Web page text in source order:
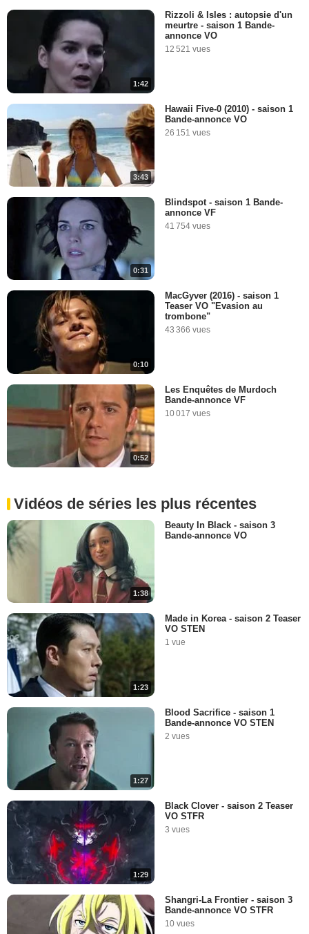
1:42
Rizzoli & Isles : autopsie d'un
meurtre - saison 1 Bande-
annonce VO
12 521 vues
3:43
Hawaii Five-0 (2010) - saison 1
Bande-annonce VO
26 151 vues
0:31
Blindspot - saison 1 Bande-
annonce VF
41 754 vues
0:10
MacGyver (2016) - saison 1
Teaser VO "Evasion au
trombone"
43 366 vues
0:52
Les Enquêtes de Murdoch
Bande-annonce VF
10 017 vues
Vidéos de séries les plus récentes
1:38
Beauty In Black - saison 3
Bande-annonce VO
1:23
Made in Korea - saison 2 Teaser
VO STEN
1 vue
1:27
Blood Sacrifice - saison 1
Bande-annonce VO STEN
2 vues
1:29
Black Clover - saison 2 Teaser
VO STFR
3 vues
Shangri-La Frontier - saison 3
Bande-annonce VO STFR
10 vues